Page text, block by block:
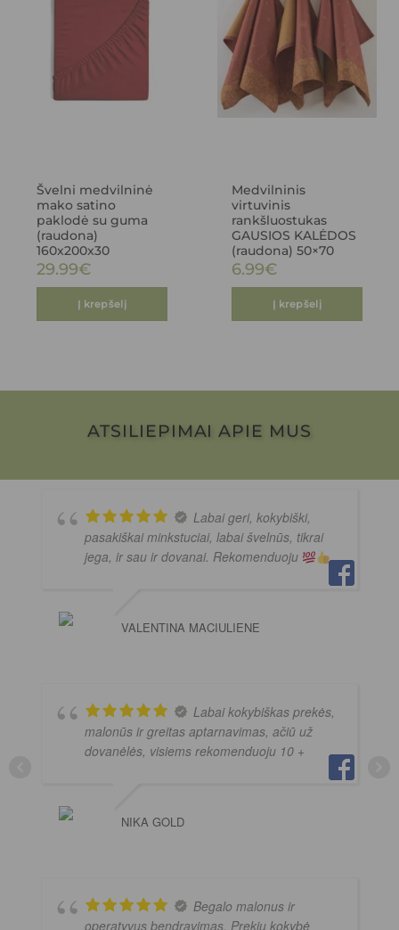
Švelni medvilninė
mako satino
paklodė su guma
(raudona)
160x200x30
29.99€
Į krepšelį
Medvilninis
virtuvinis
rankšluostukas
GAUSIOS KALĖDOS
(raudona) 50×70
6.99€
Į krepšelį
ATSILIEPIMAI APIE MUS
Labai geri, kokybiški,
pasakiškai minkstuciai, labai švelnūs, tikrai
jega, ir sau ir dovanai. Rekomenduoju
VALENTINA MACIULIENE
Labai kokybiškas prekės,
malonūs ir greitas aptarnavimas, ačiū už
dovanėlės, visiems rekomenduoju 10 +
NIKA GOLD
Begalo malonus ir
operatyvus bendravimas. Prekių kokybė